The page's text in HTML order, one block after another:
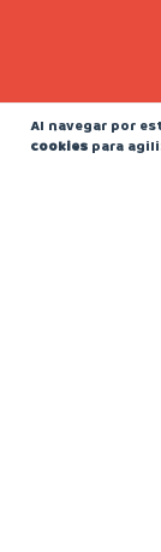
Al navegar por
cookies para
CATEGORÍAS